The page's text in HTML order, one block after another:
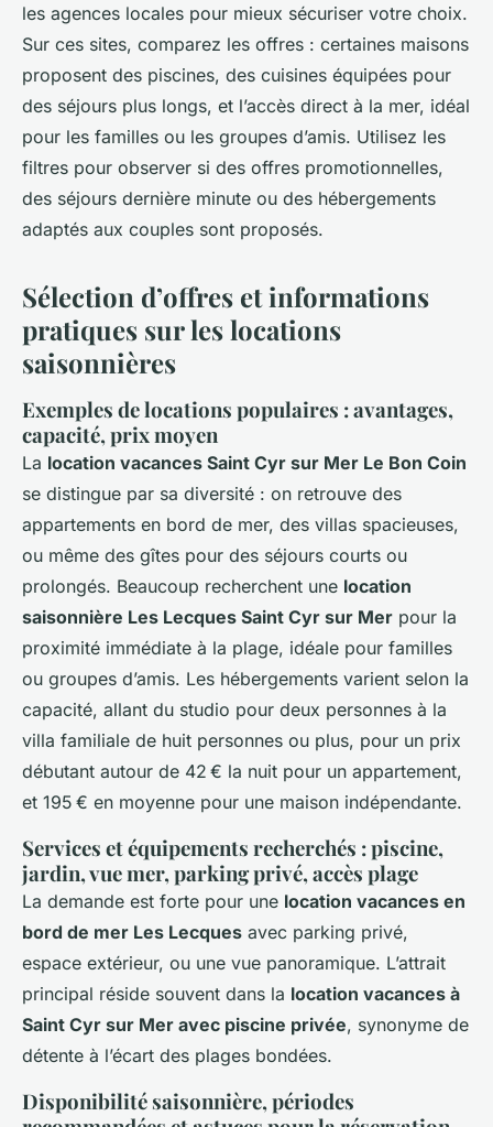
les agences locales pour mieux sécuriser votre choix.
Sur ces sites, comparez les offres : certaines maisons
proposent des piscines, des cuisines équipées pour
des séjours plus longs, et l’accès direct à la mer, idéal
pour les familles ou les groupes d’amis. Utilisez les
filtres pour observer si des offres promotionnelles,
des séjours dernière minute ou des hébergements
adaptés aux couples sont proposés.
Sélection d’offres et informations
pratiques sur les locations
saisonnières
Exemples de locations populaires : avantages,
capacité, prix moyen
La location vacances Saint Cyr sur Mer Le Bon Coin
se distingue par sa diversité : on retrouve des
appartements en bord de mer, des villas spacieuses,
ou même des gîtes pour des séjours courts ou
prolongés. Beaucoup recherchent une location
saisonnière Les Lecques Saint Cyr sur Mer pour la
proximité immédiate à la plage, idéale pour familles
ou groupes d’amis. Les hébergements varient selon la
capacité, allant du studio pour deux personnes à la
villa familiale de huit personnes ou plus, pour un prix
débutant autour de 42 € la nuit pour un appartement,
et 195 € en moyenne pour une maison indépendante.
Services et équipements recherchés : piscine,
jardin, vue mer, parking privé, accès plage
La demande est forte pour une location vacances en
bord de mer Les Lecques avec parking privé,
espace extérieur, ou une vue panoramique. L’attrait
principal réside souvent dans la location vacances à
Saint Cyr sur Mer avec piscine privée, synonyme de
détente à l’écart des plages bondées.
Disponibilité saisonnière, périodes